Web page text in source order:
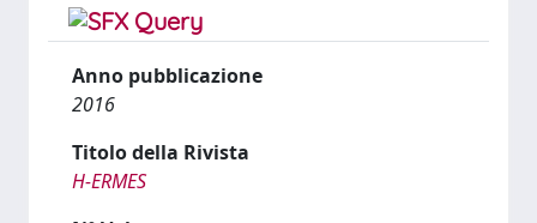
Anno pubblicazione
2016
Titolo della Rivista
H-ERMES